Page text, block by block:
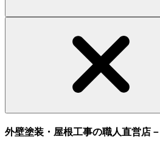
外壁塗装・屋根工事の職人直営店